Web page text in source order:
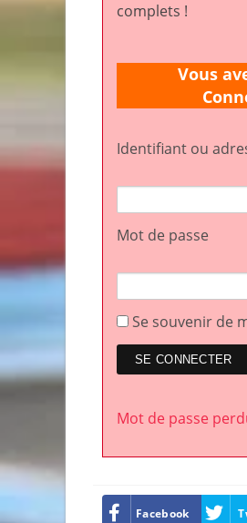
complets !
Vous
Identifiant ou
Mot de passe
Se souvenir de
Mot de passe
Facebook